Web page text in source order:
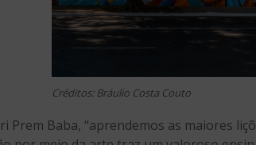
Créditos: Bráulio Costa Couto
Prem Baba, “aprendemos as maiores